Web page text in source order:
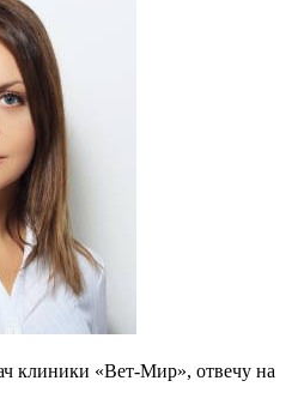
клиники «Вет-Мир», отвечу на